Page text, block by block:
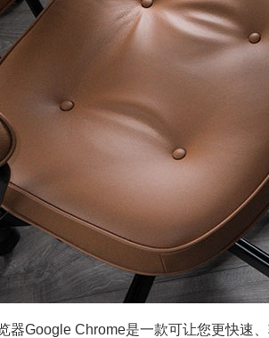
Google Chrome是一款可让您更快速